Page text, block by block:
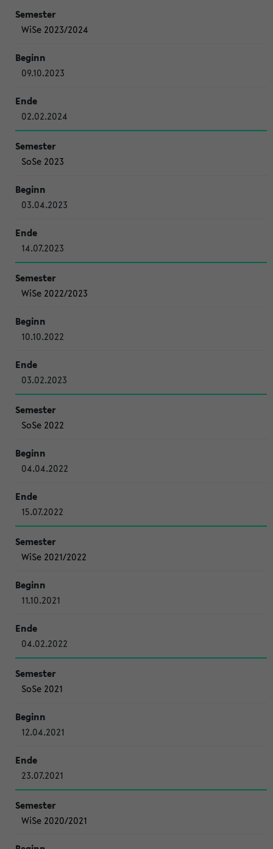
WiSe 2023/2024
09.10.2023
02.02.2024
SoSe 2023
03.04.2023
14.07.2023
WiSe 2022/2023
10.10.2022
03.02.2023
SoSe 2022
04.04.2022
15.07.2022
WiSe 2021/2022
11.10.2021
04.02.2022
SoSe 2021
12.04.2021
23.07.2021
WiSe 2020/2021